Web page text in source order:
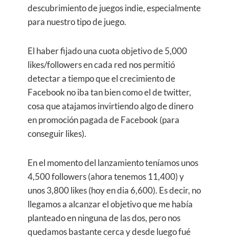
descubrimiento de juegos indie, especialmente
para nuestro tipo de juego.
El haber fijado una cuota objetivo de 5,000
likes/followers en cada red nos permitió
detectar a tiempo que el crecimiento de
Facebook no iba tan bien como el de twitter,
cosa que atajamos invirtiendo algo de dinero
en promoción pagada de Facebook (para
conseguir likes).
En el momento del lanzamiento teníamos unos
4,500 followers (ahora tenemos 11,400) y
unos 3,800 likes (hoy en dia 6,600). Es decir, no
llegamos a alcanzar el objetivo que me había
planteado en ninguna de las dos, pero nos
quedamos bastante cerca y desde luego fué